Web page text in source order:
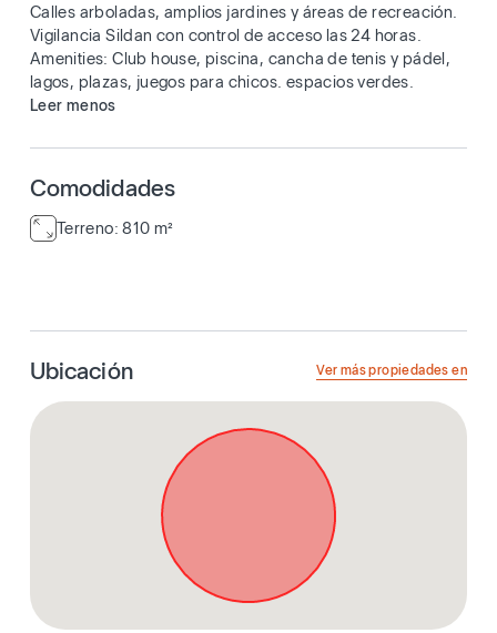
Calles arboladas, amplios jardines y áreas de recreación.
Vigilancia Sildan con control de acceso las 24 horas.
Amenities: Club house, piscina, cancha de tenis y pádel,
lagos, plazas, juegos para chicos. espacios verdes.
Leer menos
Comodidades
Terreno: 810 m²
Ubicación Ver más propiedades en